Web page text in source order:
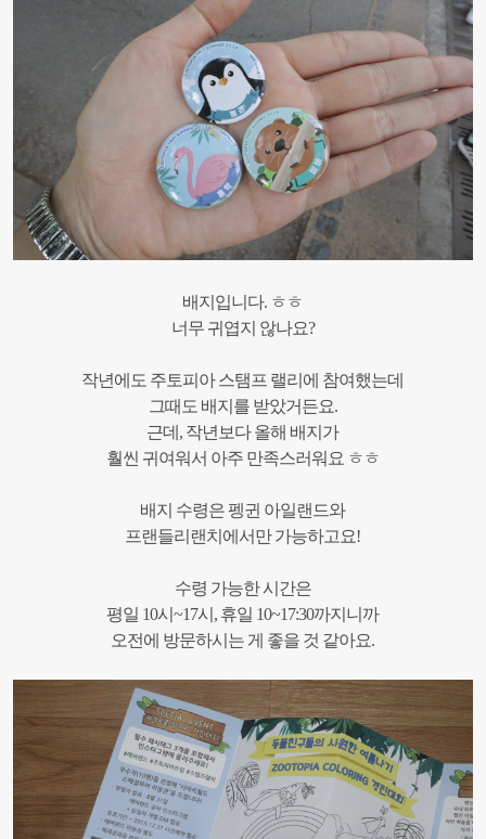
배지입니다. ㅎㅎ
너무 귀엽지 않나요?
작년에도 주토피아 스탬프 랠리에 참여했는데
그때도 배지를 받았거든요.
근데 , 작년보다 올해 배지가
훨씬 귀여워서 아주 만족스러워요 ㅎㅎ
배지 수령은 펭귄 아일랜드와
프랜들리랜치에서만 가능하고요!
수령 가능한 시간은
평일 10시~17시 , 휴일 10~17:30까지니까
오전에 방문하시는 게 좋을 것 같아요.